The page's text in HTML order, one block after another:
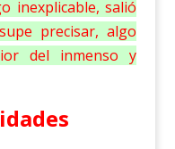
inexplicable, salió
precisar, algo
del inmenso y